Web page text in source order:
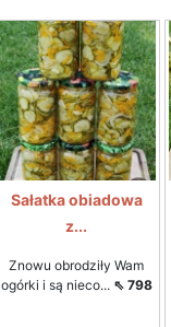
Sałatka obiadowa
z...
Znowu obrodziły Wam
ogórki i są nieco... ⇖ 798